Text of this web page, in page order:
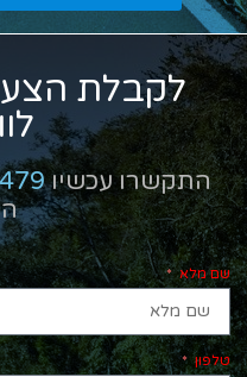
לקבלת
התקשרו עכשיו
שם מלא
טלפון